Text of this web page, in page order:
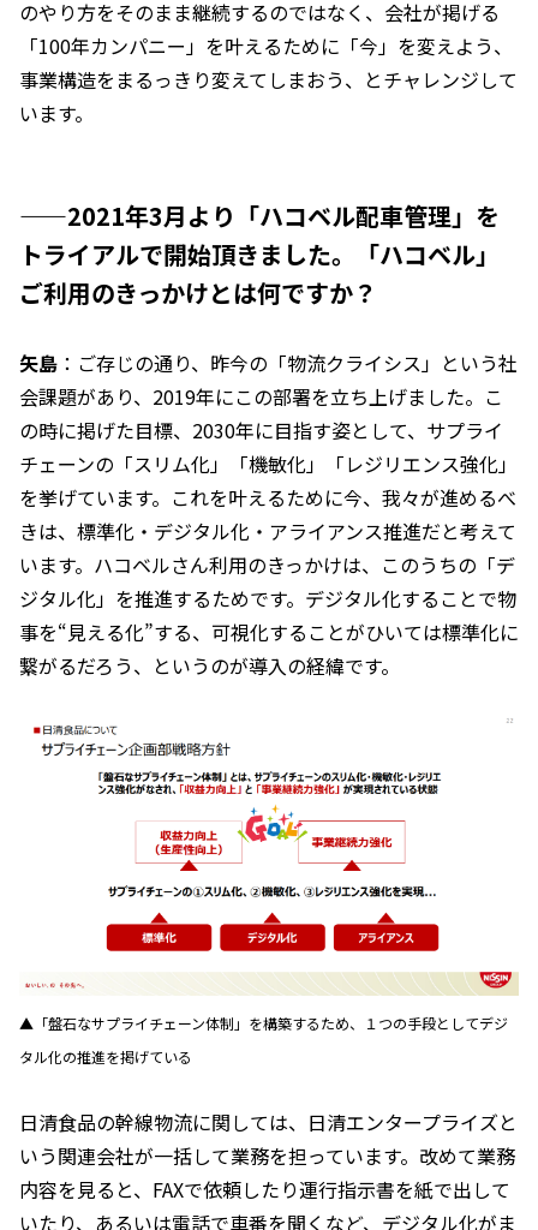
のやり方をそのまま継続するのではなく、会社が掲げる
「100年カンパニー」を叶えるために「今」を変えよう、
事業構造をまるっきり変えてしまおう、とチャレンジして
います。
——2021年3月より「ハコベル配車管理」を
トライアルで開始頂きました。「ハコベル」
ご利用のきっかけとは何ですか？
矢島 ：ご存じの通り、昨今の「物流クライシス」という社
会課題があり、2019年にこの部署を立ち上げました。こ
の時に掲げた目標、2030年に目指す姿として、サプライ
チェーンの「スリム化」「機敏化」「レジリエンス強化」
を挙げています。これを叶えるために今、我々が進めるべ
きは、標準化・デジタル化・アライアンス推進だと考えて
います。ハコベルさん利用のきっかけは、このうちの「デ
ジタル化」を推進するためです。デジタル化することで物
事を“見える化”する、可視化することがひいては標準化に
繋がるだろう、というのが導入の経緯です。
▲「盤石なサプライチェーン体制」を構築するため、１つの手段としてデジ
タル化の推進を掲げている
日清食品の幹線物流に関しては、日清エンタープライズと
いう関連会社が一括して業務を担っています。改めて業務
内容を見ると、FAXで依頼したり運行指示書を紙で出して
いたり、あるいは電話で車番を聞くなど、デジタル化がま